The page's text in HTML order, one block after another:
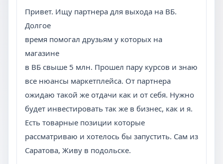
Привет. Ищу партнера для выхода на ВБ.
Долгое
время помогал друзьям у которых на
магазине
в ВБ свыше 5 млн. Прошел пару курсов и знаю
все нюансы маркетплейса. От партнера
ожидаю такой же отдачи как и от себя. Нужно
будет инвестировать так же в бизнес, как и я.
Есть товарные позиции которые
рассматриваю и хотелось бы запустить. Сам из
Саратова, Живу в подольске.